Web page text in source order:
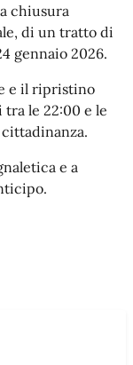
chiusura
di un tratto di
gennaio 2026.
e il ripristino
le 22:00 e le
e a